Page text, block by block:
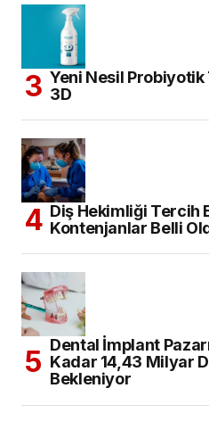
Yeni Nesil
3D
Diş Hekimliği Tercih
Kontenjanlar Belli
Dental İmplant
Kadar 14,43 Milyar
Bekleniyor